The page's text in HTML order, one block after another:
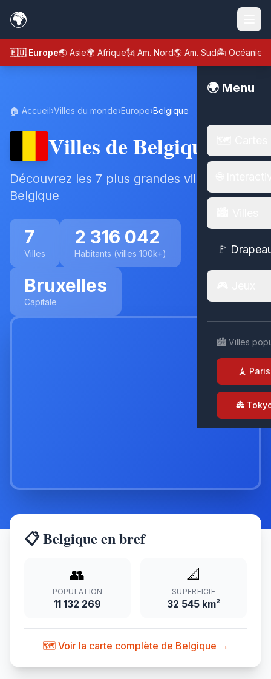
🌍
🇪🇺 Europe🌏 Asie🌍 Afrique🗽 Am. Nord🌎 Am. Sud🏝️ Océanie
🌍 Menu
🚩
🏙️ Villes
🗼 Paris
🏯
🏠 Accueil›Villes du monde›Europe›Belgique
Villes de Belgique
Découvrez les 7 plus grandes villes de
Belgique
7
Villes
2 316 042
Habitants (villes 100k+)
Bruxelles
Capitale
📋 Belgique en bref
👥
POPULATION
11 132 269
📐
SUPERFICIE
32 545 km²
🗺️ Voir la carte complète de Belgique →